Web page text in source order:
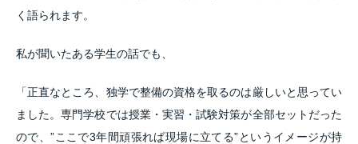
く語られます。
私が聞いたある学生の話でも、
「正直なところ、独学で整備の資格を取るのは厳しいと思ってい
ました。専門学校では授業・実習・試験対策が全部セットだった
ので、”ここで3年間頑張れば現場に立てる”というイメージが持